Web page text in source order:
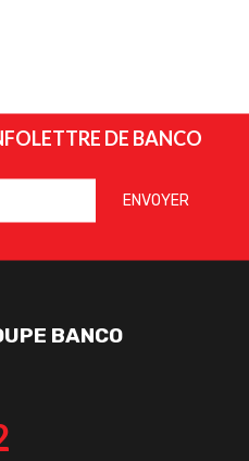
DE BANCO
BANCO